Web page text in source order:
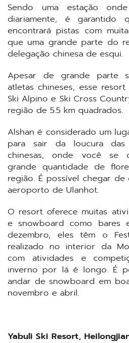
Sendo uma estação
diariamente, é garantido
encontrará pistas com
que uma grande parte do
delegação chinesa de esqui.
Apesar de grande parte
atletas chineses, esse
Ski Alpino e Ski Cross
região de 5.5 km quadrados.
Alshan é considerado um
para sair da loucura das
chinesas, onde você se
grande quantidade de
região. É possível chegar
aeroporto de Ulanhot.
O resort oferece muitas
e snowboard como bares
dezembro, eles têm o
realizado no interior da
com atividades e
inverno por lá é longo. É
andar de snowboard em
novembro e abril.
Yabuli Ski Resort,